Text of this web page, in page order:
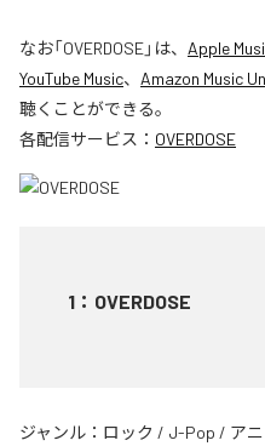
なお「OVERDOSE」は、 Apple
YouTube Music、 Amazon Music
聴くことができる。
各配信サービス： OVERDOSE
1 ： OVERDOSE
ジャンル： ロック / J-Pop / ア